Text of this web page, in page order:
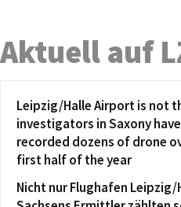
Aktuell auf
Leipzig/Halle Airport is not
investigators in Saxony
recorded dozens of drone
first half of the year
Nicht nur Flughafen Leipzig/